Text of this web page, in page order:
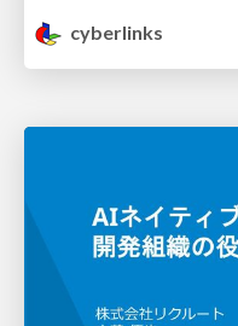
cyberlinks